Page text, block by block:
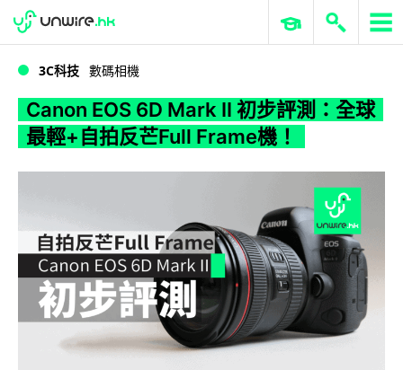
WWDC 2026 ERP 與商業 AI
3C科技 數碼相機
Canon EOS 6D Mark II 初步評測：全球
最輕+自拍反芒Full Frame機！